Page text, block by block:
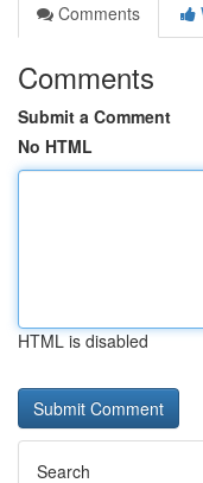
Comments
Comments
Submit a Comment
No HTML
HTML is disabled
Search